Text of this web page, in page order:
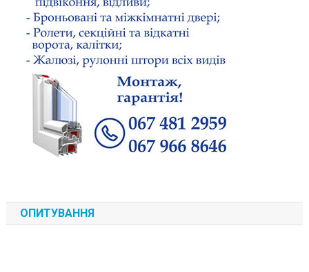
ОПИТУВАННЯ